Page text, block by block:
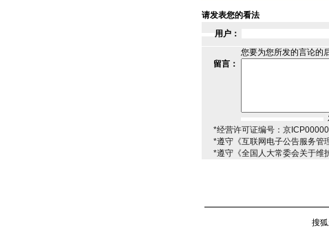
请发表您的看法
用户：
您要为您所发的言论的
留言：
*经营许可证编号：京
*遵守《互联网电子公告服务管
*遵守《全国人大常委会关于维
搜